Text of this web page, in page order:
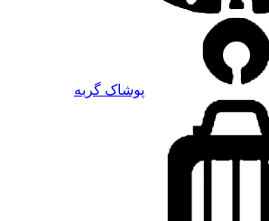
پوشاک گربه